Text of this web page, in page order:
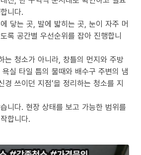
니다.
닿는 곳, 발에 밟히는 곳, 눈이 자주 머
록 공간별 우선순위를 잡아 진행합니
는 청소가 아니라, 창틀의 먼지와 주방
실 타일 틈의 물때와 배수구 주변의 냄
경 쓰이던 지점’을 정리하는 청소를 지
니다. 현장 상태를 보고 가능한 범위를
합니다.